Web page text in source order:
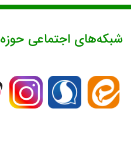
شبکه‌های اجتماعی حوزه